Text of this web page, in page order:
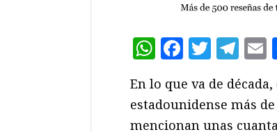
WhatsApp
En lo que va de
estadounidense más
mencionan unas